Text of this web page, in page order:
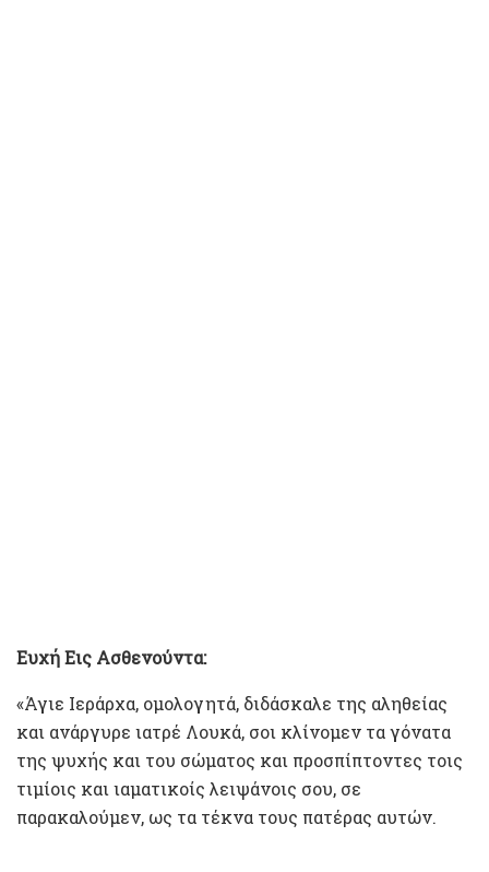
Ευχή Εις Ασθενούντα:
«Άγιε Ιεράρχα, ομολογητά, διδάσκαλε της αληθείας
και ανάργυρε ιατρέ Λουκά, σοι κλίνομεν τα γόνατα
της ψυχής και του σώματος και προσπίπτοντες τοις
τιμίοις και ιαματικοίς λειψάνοις σου, σε
παρακαλούμεν, ως τα τέκνα τους πατέρας αυτών.